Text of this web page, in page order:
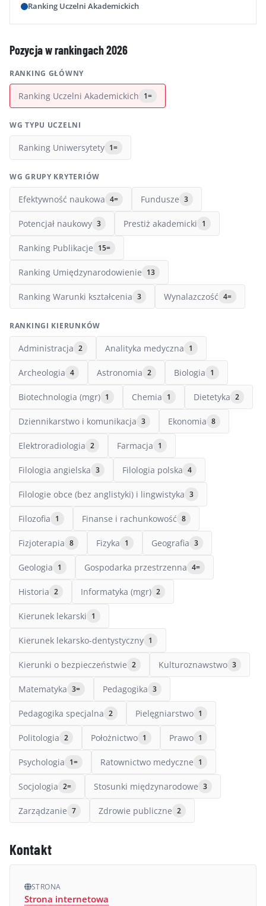
Ranking Uczelni Akademickich
Pozycja w rankingach 2026
RANKING GŁÓWNY
Ranking Uczelni Akademickich 1=
WG TYPU UCZELNI
Ranking Uniwersytety 1=
WG GRUPY KRYTERIÓW
Efektywność naukowa 4= Fundusze 3
Potencjał naukowy 3 Prestiż akademicki 1
Ranking Publikacje 15=
Ranking Umiędzynarodowienie 13
Ranking Warunki kształcenia 3 Wynalazczość 4=
RANKINGI KIERUNKÓW
Administracja 2 Analityka medyczna 1
Archeologia 4 Astronomia 2 Biologia 1
Biotechnologia (mgr) 1 Chemia 1 Dietetyka 2
Dziennikarstwo i komunikacja 3 Ekonomia 8
Elektroradiologia 2 Farmacja 1
Filologia angielska 3 Filologia polska 4
Filologie obce (bez anglistyki) i lingwistyka 3
Filozofia 1 Finanse i rachunkowość 8
Fizjoterapia 8 Fizyka 1 Geografia 3
Geologia 1 Gospodarka przestrzenna 4=
Historia 2 Informatyka (mgr) 2
Kierunek lekarski 1
Kierunek lekarsko-dentystyczny 1
Kierunki o bezpieczeństwie 2 Kulturoznawstwo 3
Matematyka 3= Pedagogika 3
Pedagogika specjalna 2 Pielęgniarstwo 1
Politologia 2 Położnictwo 1 Prawo 1
Psychologia 1= Ratownictwo medyczne 1
Socjologia 2= Stosunki międzynarodowe 3
Zarządzanie 7 Zdrowie publiczne 2
Kontakt
STRONA
Strona internetowa